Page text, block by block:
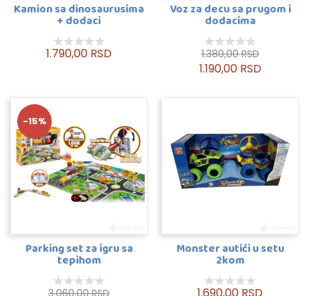
Kamion sa dinosaurusima
+ dodaci
1.790,00 RSD
Voz za decu sa prugom i
dodacima
1.380,00 RSD
1.190,00 RSD
-15%
Parking set za igru sa
tepihom
3.060,00 RSD
Monster autići u setu
2kom